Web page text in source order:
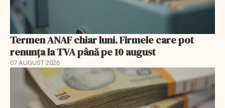
Termen ANAF chiar luni. Firmele care pot
renunța la TVA până pe 10 august
07 AUGUST 2026